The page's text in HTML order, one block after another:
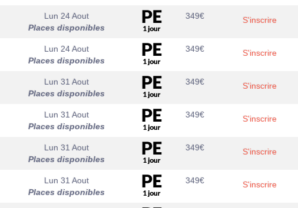
Lun 24 Aout
Places disponibles
349€ S'inscrire
Lun 24 Aout
Places disponibles
349€ S'inscrire
Lun 31 Aout
Places disponibles
349€ S'inscrire
Lun 31 Aout
Places disponibles
349€ S'inscrire
Lun 31 Aout
Places disponibles
349€ S'inscrire
Lun 31 Aout
Places disponibles
349€ S'inscrire